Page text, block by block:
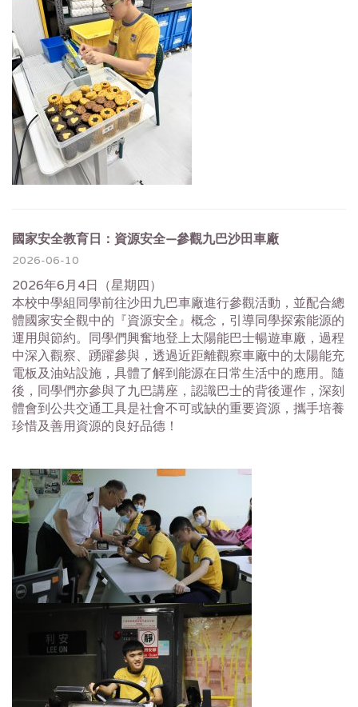
國家安全教育日：資源安全—參觀九巴沙田車廠
2026-06-10
2026年6月4日（星期四）
本校中學組同學前往沙田九巴車廠進行參觀活動，並配合總
體國家安全觀中的『資源安全』概念，引導同學探索能源的
運用與節約。同學們興奮地登上太陽能巴士暢遊車廠，過程
中深入觀察、踴躍參與，透過近距離觀察車廠中的太陽能充
電板及油站設施，具體了解到能源在日常生活中的應用。隨
後，同學們亦參與了九巴講座，認識巴士的背後運作，深刻
體會到公共交通工具是社會不可或缺的重要資源，攜手培養
珍惜及善用資源的良好品德！